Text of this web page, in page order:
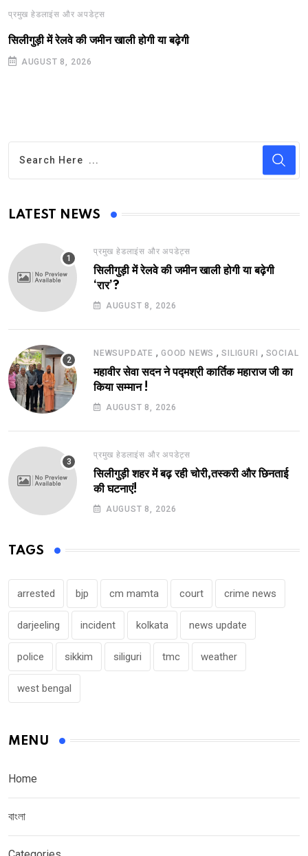
प्रमुख हेडलाइंस और अपडेट्स
सिलीगुड़ी में रेलवे की जमीन खाली होगी या बढ़ेगी
AUGUST 8, 2026
LATEST NEWS
प्रमुख हेडलाइंस और अपडेट्स
सिलीगुड़ी में रेलवे की जमीन खाली होगी या बढ़ेगी
‘रार’?
AUGUST 8, 2026
NEWSUPDATE , GOOD NEWS ,SILIGURI , SOCIAL
महावीर सेवा सदन ने पद्मश्री कार्तिक महाराज जी का
किया सम्मान !
AUGUST 8, 2026
प्रमुख हेडलाइंस और अपडेट्स
सिलीगुड़ी शहर में बढ़ रही चोरी,तस्करी और छिनताई
की घटनाएं!
AUGUST 8, 2026
TAGS
arrested bjp cm mamta court crime news
darjeeling incident kolkata news update
police sikkim siliguri tmc weather
west bengal
MENU
Home
বাংলা